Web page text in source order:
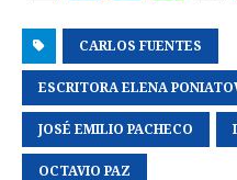
c
e
b
o
s
s
e
n
a
t
s
A
e
a
d
CARLOS FUENTES
ESCRITORA ELENA
JOSÉ EMILIO PACHECO
OCTAVIO PAZ